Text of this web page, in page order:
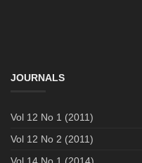
JOURNALS
Vol 12 No 1 (2011)
Vol 12 No 2 (2011)